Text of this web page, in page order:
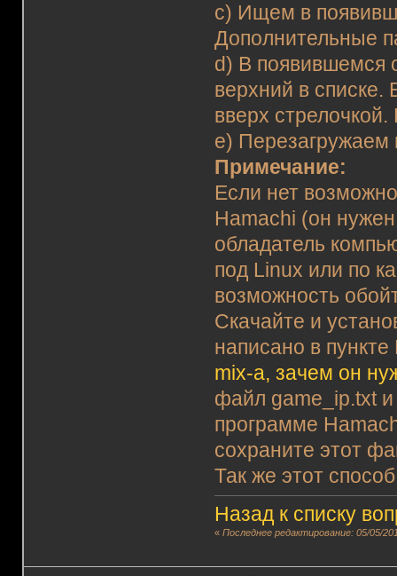
c) Ищем в
Дополнительные
d) В появившемся
верхний в списке.
вверх
e)
Примечание:
Если нет
Hamachi (он
обладатель
под Linux или по
возможность
Скачайте и
написано в
mix-а, зачем он
файл game_ip.txt и
программе
сохраните этот
Так же этот
Назад к списку
«Последнее редактирование: 05/05/